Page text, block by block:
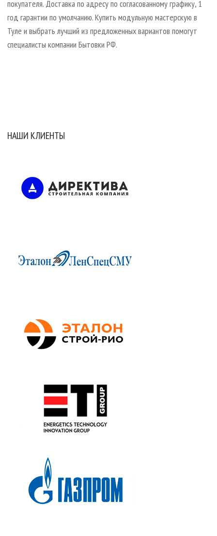
покупателя. Доставка по адресу по согласованному графику, 1
год гарантии по умолчанию. Купить модульную мастерскую в
Туле и выбрать лучший из предложенных вариантов помогут
специалисты компании Бытовки РФ.
НАШИ КЛИЕНТЫ